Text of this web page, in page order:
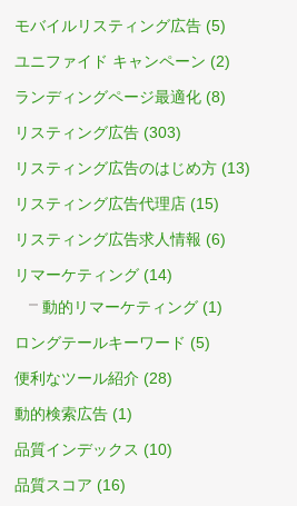
モバイルリスティング広告 (5)
ユニファイド キャンペーン (2)
ランディングページ最適化 (8)
リスティング広告 (303)
リスティング広告のはじめ方 (13)
リスティング広告代理店 (15)
リスティング広告求人情報 (6)
リマーケティング (14)
動的リマーケティング (1)
ロングテールキーワード (5)
便利なツール紹介 (28)
動的検索広告 (1)
品質インデックス (10)
品質スコア (16)